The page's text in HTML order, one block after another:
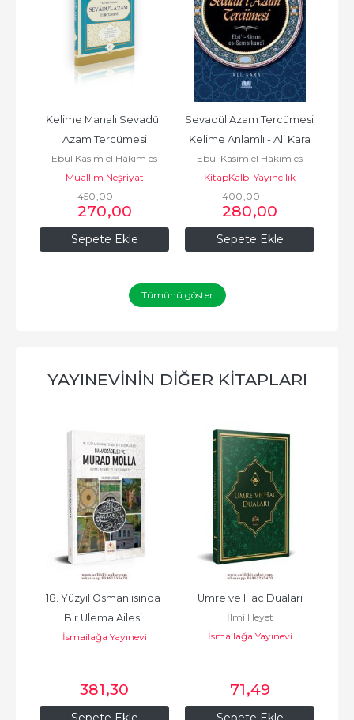
Sepete Ekle
Kelime Manalı Sevadül
Azam Tercümesi
Ebul Kasım el Hakim es
Semerkandi
Muallim Neşriyat
450,00
270,00
Sepete Ekle
Sevadül Azam Tercümesi
Kelime Anlamlı - Ali Kara
Ebul Kasım el Hakim es
Semerkandi
KitapKalbi Yayıncılık
400,00
280,00
Tümünü göster
YAYINEVININ DIĞER KITAPLARI
18. Yüzyıl Osmanlısında
Bir Ulema Ailesi
Damadzâdeler Ve Murad
İsmailağa Yayınevi
381,30
Umre ve Hac Duaları
İlmi Heyet
İsmailağa Yayınevi
71,49